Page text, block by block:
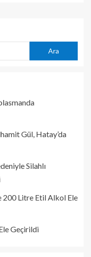
Ara
Gül, Hatay’da
Silahlı
200 Litre Etil Alkol Ele
Geçirildi